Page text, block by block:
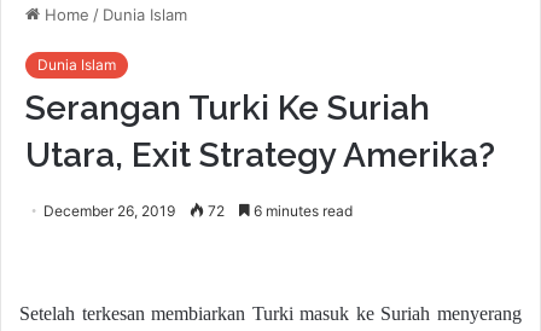
Home / Dunia Islam
Dunia Islam
Serangan Turki Ke Suriah
Utara, Exit Strategy Amerika?
December 26, 2019 72 6 minutes read
Setelah terkesan membiarkan Turki masuk ke Suriah menyerang